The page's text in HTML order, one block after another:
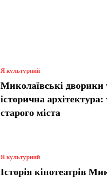
Я культурний
Миколаївські дворики
історична
старого міста
Я культурний
Історія кінотеатрів